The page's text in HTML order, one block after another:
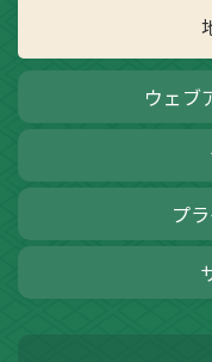
ウェブ
プ